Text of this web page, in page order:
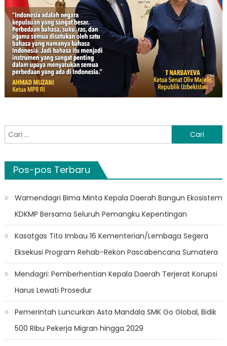
Cari
untuk:
Pos-pos Terbaru
Wamendagri Bima Minta Kepala Daerah Bangun Ekosistem
KDKMP Bersama Seluruh Pemangku Kepentingan
Kasatgas Tito Imbau 16 Kementerian/Lembaga Segera
Eksekusi Program Rehab-Rekon Pascabencana Sumatera
Mendagri: Pemberhentian Kepala Daerah Terjerat Korupsi
Harus Lewati Prosedur
Pemerintah Luncurkan Asta Mandala SMK Go Global, Bidik
500 Ribu Pekerja Migran hingga 2029